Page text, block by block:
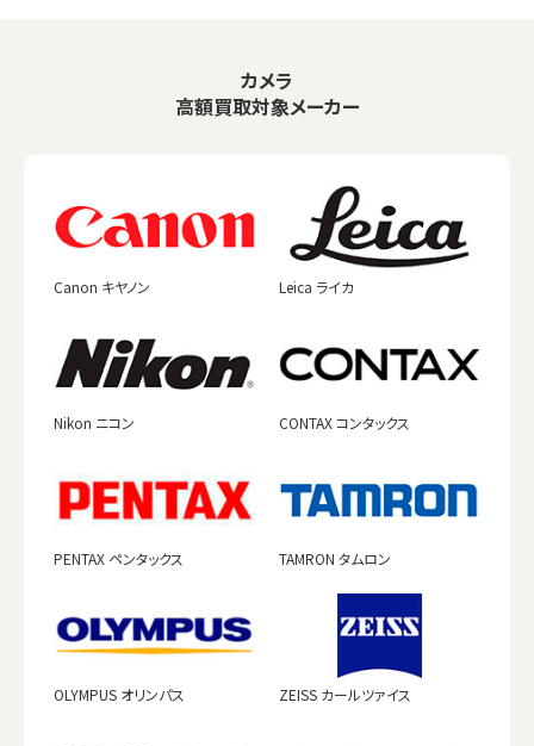
カメラ
高額買取対象メーカー
Canon キヤノン Leica ライカ
Nikon ニコン CONTAX コンタックス
PENTAX ペンタックス TAMRON タムロン
OLYMPUS オリンパス ZEISS カールツァイス